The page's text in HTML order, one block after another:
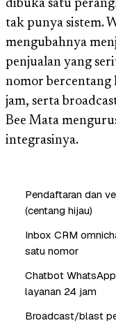
dibuka satu
tak punya sistem.
mengubahnya
penjualan yang
nomor bercentang
jam, serta
Bee Mata
integrasinya.
Pendaftaran dan
(centang hijau)
Inbox CRM
satu nomor
Chatbot
layanan 24 jam
Broadcast/blast